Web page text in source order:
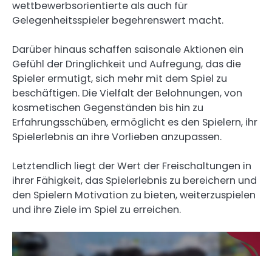
wettbewerbsorientierte als auch für
Gelegenheitsspieler begehrenswert macht.
Darüber hinaus schaffen saisonale Aktionen ein
Gefühl der Dringlichkeit und Aufregung, das die
Spieler ermutigt, sich mehr mit dem Spiel zu
beschäftigen. Die Vielfalt der Belohnungen, von
kosmetischen Gegenständen bis hin zu
Erfahrungsschüben, ermöglicht es den Spielern, ihr
Spielerlebnis an ihre Vorlieben anzupassen.
Letztendlich liegt der Wert der Freischaltungen in
ihrer Fähigkeit, das Spielerlebnis zu bereichern und
den Spielern Motivation zu bieten, weiterzuspielen
und ihre Ziele im Spiel zu erreichen.